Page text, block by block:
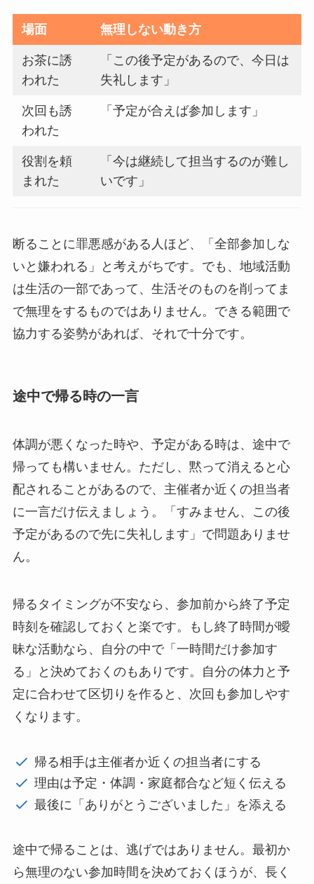
場面 無理しない動き方
お茶に誘
われた
「この後予定があるので、今日は
失礼します」
次回も誘
われた
「予定が合えば参加します」
役割を頼
まれた
「今は継続して担当するのが難し
いです」
断ることに罪悪感がある人ほど、「全部参加しな
いと嫌われる」と考えがちです。でも、地域活動
は生活の一部であって、生活そのものを削ってま
で無理をするものではありません。できる範囲で
協力する姿勢があれば、それで十分です。
途中で帰る時の一言
体調が悪くなった時や、予定がある時は、途中で
帰っても構いません。ただし、黙って消えると心
配されることがあるので、主催者か近くの担当者
に一言だけ伝えましょう。「すみません、この後
予定があるので先に失礼します」で問題ありませ
ん。
帰るタイミングが不安なら、参加前から終了予定
時刻を確認しておくと楽です。もし終了時間が曖
昧な活動なら、自分の中で「一時間だけ参加す
る」と決めておくのもありです。自分の体力と予
定に合わせて区切りを作ると、次回も参加しやす
くなります。
帰る相手は主催者か近くの担当者にする
理由は予定・体調・家庭都合など短く伝える
最後に「ありがとうございました」を添える
途中で帰ることは、逃げではありません。最初か
ら無理のない参加時間を決めておくほうが、長く